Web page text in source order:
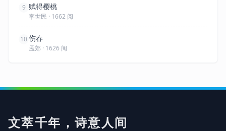
9 赋得樱桃
李世民 · 1662 阅
10伤春
孟郊 · 1626 阅
文萃千年，诗意人间